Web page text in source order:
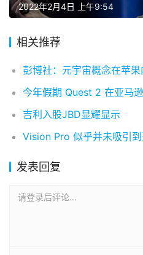
2022年2月4日 上午9:54
相关推荐
今年假期 Quest 2 在亚马
吉利入股JBD显耀显示
发表回复
请登录后评论...